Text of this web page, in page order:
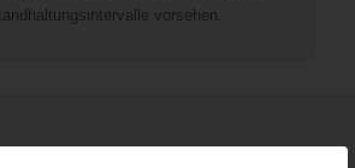
vorsehen.